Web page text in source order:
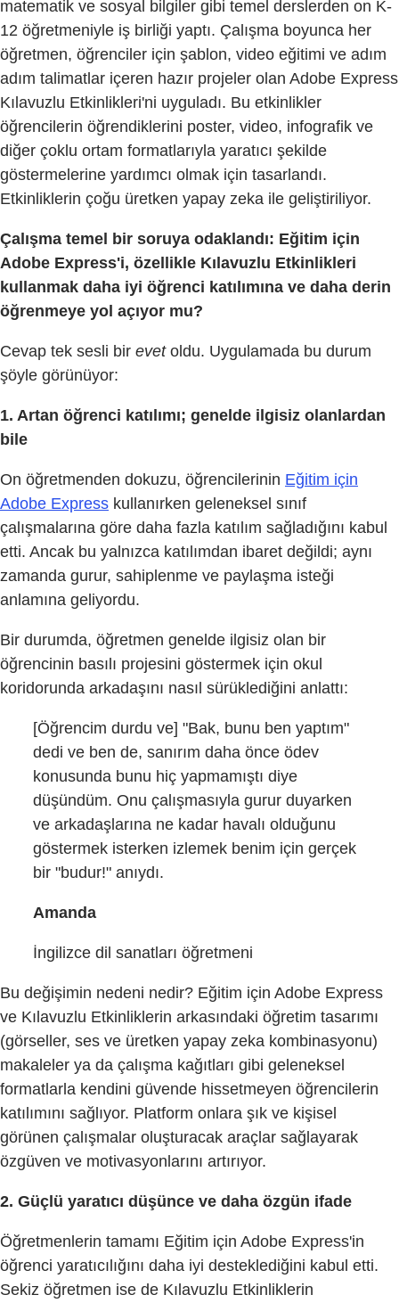
matematik ve sosyal bilgiler gibi temel derslerden on K-
12 öğretmeniyle iş birliği yaptı. Çalışma boyunca her
öğretmen, öğrenciler için şablon, video eğitimi ve adım
adım talimatlar içeren hazır projeler olan Adobe Express
Kılavuzlu Etkinlikleri'ni uyguladı. Bu etkinlikler
öğrencilerin öğrendiklerini poster, video, infografik ve
diğer çoklu ortam formatlarıyla yaratıcı şekilde
göstermelerine yardımcı olmak için tasarlandı.
Etkinliklerin çoğu üretken yapay zeka ile geliştiriliyor.
Çalışma temel bir soruya odaklandı: Eğitim için
Adobe Express'i, özellikle Kılavuzlu Etkinlikleri
kullanmak daha iyi öğrenci katılımına ve daha derin
öğrenmeye yol açıyor mu?
Cevap tek sesli bir evetoldu. Uygulamada bu durum
şöyle görünüyor:
1. Artan öğrenci katılımı; genelde ilgisiz olanlardan
bile
On öğretmenden dokuzu, öğrencilerinin Eğitim için
Adobe Express kullanırken geleneksel sınıf
çalışmalarına göre daha fazla katılım sağladığını kabul
etti. Ancak bu yalnızca katılımdan ibaret değildi; aynı
zamanda gurur, sahiplenme ve paylaşma isteği
anlamına geliyordu.
Bir durumda, öğretmen genelde ilgisiz olan bir
öğrencinin basılı projesini göstermek için okul
koridorunda arkadaşını nasıl sürüklediğini anlattı:
[Öğrencim durdu ve] "Bak, bunu ben yaptım"
dedi ve ben de, sanırım daha önce ödev
konusunda bunu hiç yapmamıştı diye
düşündüm. Onu çalışmasıyla gurur duyarken
ve arkadaşlarına ne kadar havalı olduğunu
göstermek isterken izlemek benim için gerçek
bir "budur!" anıydı.
Amanda
İngilizce dil sanatları öğretmeni
Bu değişimin nedeni nedir? Eğitim için Adobe Express
ve Kılavuzlu Etkinliklerin arkasındaki öğretim tasarımı
(görseller, ses ve üretken yapay zeka kombinasyonu)
makaleler ya da çalışma kağıtları gibi geleneksel
formatlarla kendini güvende hissetmeyen öğrencilerin
katılımını sağlıyor. Platform onlara şık ve kişisel
görünen çalışmalar oluşturacak araçlar sağlayarak
özgüven ve motivasyonlarını artırıyor.
2. Güçlü yaratıcı düşünce ve daha özgün ifade
Öğretmenlerin tamamı Eğitim için Adobe Express'in
öğrenci yaratıcılığını daha iyi desteklediğini kabul etti.
Sekiz öğretmen ise de Kılavuzlu Etkinliklerin